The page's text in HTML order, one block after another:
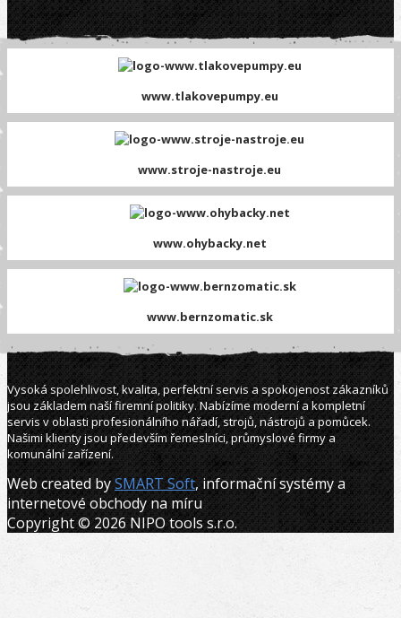
www.tlakovepumpy.eu
www.stroje-nastroje.eu
www.ohybacky.net
www.bernzomatic.sk
Vysoká spolehlivost, kvalita, perfektní servis a spokojenost zákazníků
jsou základem naší firemní politiky. Nabízíme moderní a kompletní
servis v oblasti profesionálního nářadí, strojů, nástrojů a pomůcek.
Našimi klienty jsou především řemeslníci, průmyslové firmy a
komunální zařízení.
Web created bySMART Soft, informační systémy a
internetové obchody na míru
Copyright © 2026 NIPO tools s.r.o.